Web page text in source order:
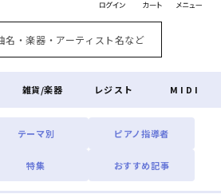
ロ
グ
イ
ン
ト
テーマ別 ピアノ指導者
特集 おすすめ記事
雑貨/楽器 レジスト MIDI